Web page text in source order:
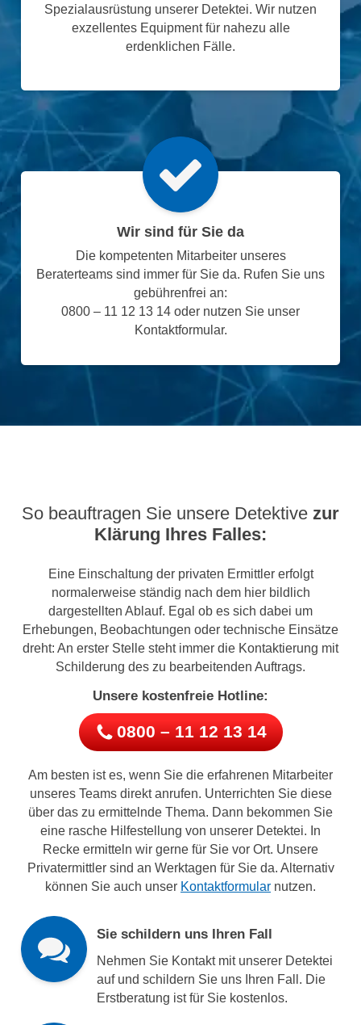
Spezialausrüstung unserer Detektei. Wir nutzen
exzellentes Equipment für nahezu alle
erdenklichen Fälle.
Wir sind für Sie da
Die kompetenten Mitarbeiter unseres
Beraterteams sind immer für Sie da. Rufen Sie uns
gebührenfrei an:
0800 – 11 12 13 14 oder nutzen Sie unser
Kontaktformular.
So beauftragen Sie unsere Detektive zur
Klärung Ihres Falles:
Eine Einschaltung der privaten Ermittler erfolgt
normalerweise ständig nach dem hier bildlich
dargestellten Ablauf. Egal ob es sich dabei um
Erhebungen, Beobachtungen oder technische Einsätze
dreht: An erster Stelle steht immer die Kontaktierung mit
Schilderung des zu bearbeitenden Auftrags.
Unsere kostenfreie Hotline:
0800 – 11 12 13 14
Am besten ist es, wenn Sie die erfahrenen Mitarbeiter
unseres Teams direkt anrufen. Unterrichten Sie diese
über das zu ermittelnde Thema. Dann bekommen Sie
eine rasche Hilfestellung von unserer Detektei. In
Recke ermitteln wir gerne für Sie vor Ort. Unsere
Privatermittler sind an Werktagen für Sie da. Alternativ
können Sie auch unser Kontaktformular nutzen.
Sie schildern uns Ihren Fall
Nehmen Sie Kontakt mit unserer Detektei
auf und schildern Sie uns Ihren Fall. Die
Erstberatung ist für Sie kostenlos.